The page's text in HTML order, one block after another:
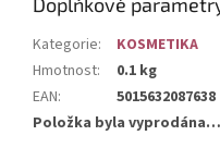
Kategorie:
KOSMETIKA
Hmotnost:
0.1 kg
EAN:
5015632087638
Položka byla vyprodána…